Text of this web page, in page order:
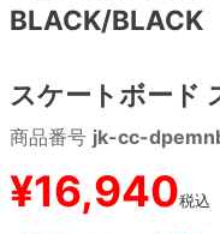
BLACK/BLACK
スケートボード
商品番号 jk-cc-
¥16,940税込
9.0inch以上
シェイプデッキ
高性能デッキ